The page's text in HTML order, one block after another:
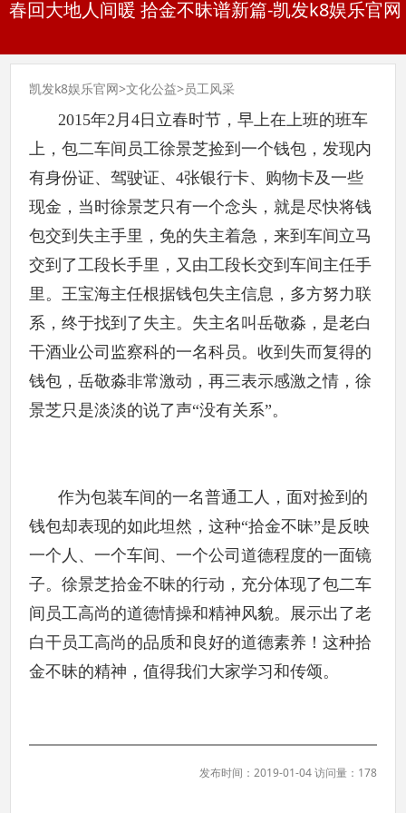
春回大地人间暖 拾金不昧谱新篇-凯发k8娱乐官网
凯发k8娱乐官网>文化公益>员工风采
2015年2月4日立春时节，早上在上班的班车
上，包二车间员工徐景芝捡到一个钱包，发现内
有身份证、驾驶证、4张银行卡、购物卡及一些
现金，当时徐景芝只有一个念头，就是尽快将钱
包交到失主手里，免的失主着急，来到车间立马
交到了工段长手里，又由工段长交到车间主任手
里。王宝海主任根据钱包失主信息，多方努力联
系，终于找到了失主。失主名叫岳敬淼，是老白
干酒业公司监察科的一名科员。收到失而复得的
钱包，岳敬淼非常激动，再三表示感激之情，徐
景芝只是淡淡的说了声“没有关系”。
作为包装车间的一名普通工人，面对捡到的
钱包却表现的如此坦然，这种“拾金不昧”是反映
一个人、一个车间、一个公司道德程度的一面镜
子。徐景芝拾金不昧的行动，充分体现了包二车
间员工高尚的道德情操和精神风貌。展示出了老
白干员工高尚的品质和良好的道德素养！这种拾
金不昧的精神，值得我们大家学习和传颂。
发布时间：2019-01-04 访问量：178